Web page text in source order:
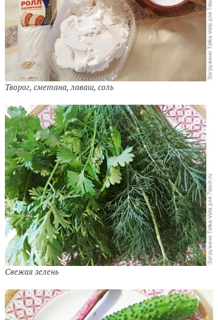
Творог, сметана, лаваш, соль
Свежая зелень